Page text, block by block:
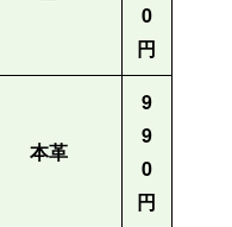
0
円
本革
9
9
0
円